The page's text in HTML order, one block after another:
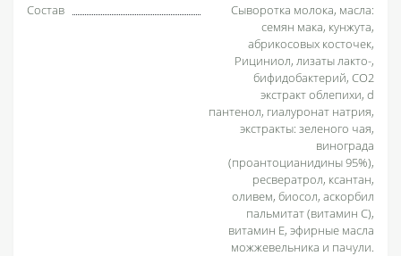
Состав
Сыворотка молока, масла:
семян мака, кунжута,
абрикосовых косточек,
Рициниол, лизаты лакто-,
бифидобактерий, СО2
экстракт облепихи, d
пантенол, гиалуронат натрия,
экстракты: зеленого чая,
винограда
(проантоцианидины 95%),
ресвератрол, ксантан,
оливем, биосол, аскорбил
пальмитат (витамин С),
витамин Е, эфирные масла
можжевельника и пачули.